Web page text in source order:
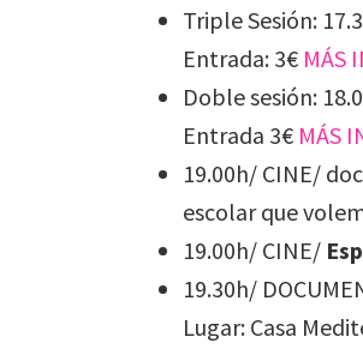
Triple Sesión:
Entrada: 3€ MÁS
Doble sesión:
Entrada 3€ MÁS
19.00h/ CINE/
escolar que
19.00h/ CINE/
19.30h/
Lugar: Casa